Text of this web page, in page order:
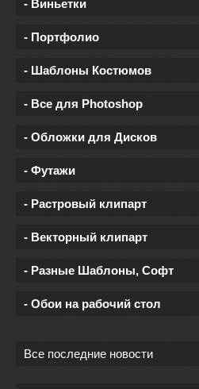
- Виньетки
- Портфолио
- Шаблоны Костюмов
- Все для Photoshop
- Обложки для Дисков
- Футажи
- Растровый клипарт
- Векторный клипарт
- Разные Шаблоны, Софт
- Обои на рабочий стол
Все последние новости